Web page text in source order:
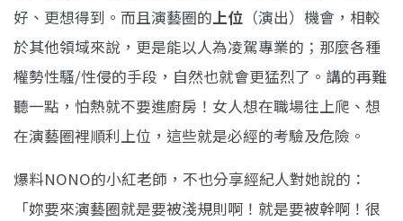
好、更想得到。而且演藝圈的上位 （演出）機會，相較
於其他領域來說，更是能以人為凌駕專業的；那麼各種
權勢性騷/性侵的手段，自然也就會更猛烈了。講的再難
聽一點，怕熱就不要進廚房！女人想在職場往上爬、想
在演藝圈裡順利上位，這些就是必經的考驗及危險。
爆料NONO的小紅老師，不也分享經紀人對她說的：
「妳要來演藝圈就是要被淺規則啊！就是要被幹啊！很